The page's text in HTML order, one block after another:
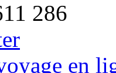
286
en